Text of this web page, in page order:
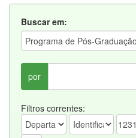
Buscar em:
por
Filtros correntes: